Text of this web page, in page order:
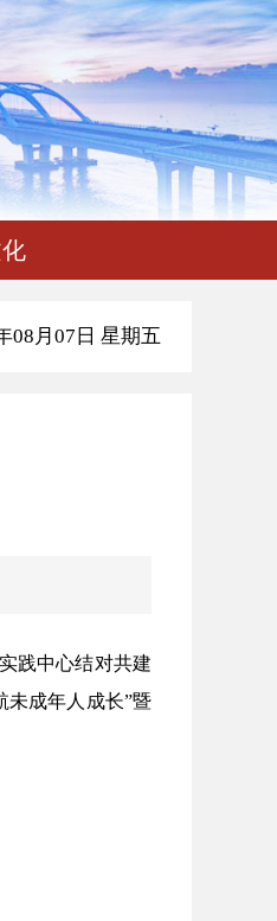
08月07日 星期五
践中心结对共建
未成年人成长”暨